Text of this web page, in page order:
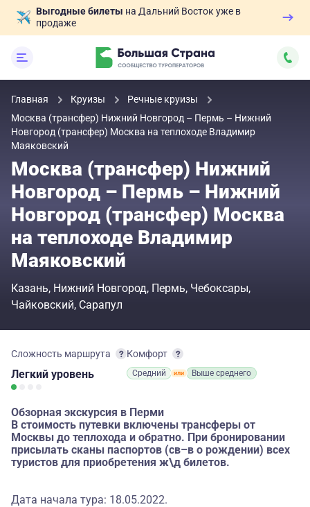
Выгодные билеты на Дальний Восток уже в
продаже
Главная Круизы
Речные круизы
Москва (трансфер) Нижний Новгород – Пермь – Нижний
Новгород (трансфер) Москва на теплоходе Владимир
Маяковский
Москва (трансфер) Нижний
Новгород – Пермь – Нижний
Новгород (трансфер) Москва
на теплоходе Владимир
Маяковский
Казань Нижний Новгород Пермь Чебоксары
Чайковский Сарапул
Сложность маршрута
Легкий уровень
Комфорт
Средний Выше среднего
Обзорная экскурсия в Перми
В стоимость путевки включены трансферы от
Москвы до теплохода и обратно. При бронировании
присылать сканы паспортов (св–в о рождении) всех
туристов для приобретения ж\д билетов.
Дата начала тура: 18.05.2022.